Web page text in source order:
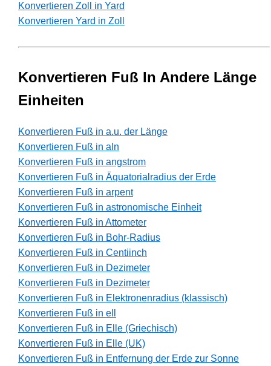
Konvertieren Zoll in Yard
Konvertieren Yard in Zoll
Konvertieren Fuß In Andere Länge
Einheiten
Konvertieren Fuß in a.u. der Länge
Konvertieren Fuß in aln
Konvertieren Fuß in angstrom
Konvertieren Fuß in Äquatorialradius der Erde
Konvertieren Fuß in arpent
Konvertieren Fuß in astronomische Einheit
Konvertieren Fuß in Attometer
Konvertieren Fuß in Bohr-Radius
Konvertieren Fuß in Centiinch
Konvertieren Fuß in Dezimeter
Konvertieren Fuß in Dezimeter
Konvertieren Fuß in Elektronenradius (klassisch)
Konvertieren Fuß in ell
Konvertieren Fuß in Elle (Griechisch)
Konvertieren Fuß in Elle (UK)
Konvertieren Fuß in Entfernung der Erde zur Sonne